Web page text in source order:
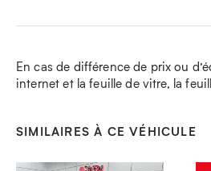
En cas de différence de prix ou
internet et la feuille de vitre, la
SIMILAIRES À CE VÉHICULE